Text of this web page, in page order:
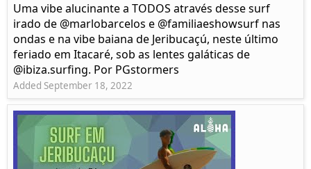
Uma vibe alucinante a TODOS através desse surf
irado de @marlobarcelos e @familiaeshowsurf nas
ondas e na vibe baiana de Jeribucaçú, neste último
feriado em Itacaré, sob as lentes galáticas de
@ibiza.surfing. Por PGstormers
Added September 18, 2022